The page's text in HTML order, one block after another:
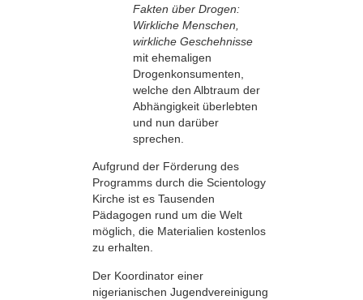
Fakten über Drogen:
Wirkliche Menschen,
wirkliche Geschehnisse
mit ehemaligen
Drogenkonsumenten,
welche den Albtraum der
Abhängigkeit überlebten
und nun darüber
sprechen.
Aufgrund der Förderung des
Programms durch die Scientology
Kirche ist es Tausenden
Pädagogen rund um die Welt
möglich, die Materialien kostenlos
zu erhalten.
Der Koordinator einer
nigerianischen Jugendvereinigung